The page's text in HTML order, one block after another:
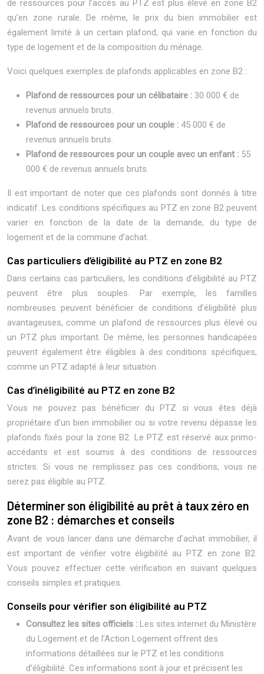
de ressources pour l’accès au PTZ est plus élevé en zone B2
qu’en zone rurale. De même, le prix du bien immobilier est
également limité à un certain plafond, qui varie en fonction du
type de logement et de la composition du ménage.
Voici quelques exemples de plafonds applicables en zone B2 :
Plafond de ressources pour un célibataire : 30 000 € de
revenus annuels bruts.
Plafond de ressources pour un couple : 45 000 € de
revenus annuels bruts.
Plafond de ressources pour un couple avec un enfant : 55
000 € de revenus annuels bruts.
Il est important de noter que ces plafonds sont donnés à titre
indicatif. Les conditions spécifiques au PTZ en zone B2 peuvent
varier en fonction de la date de la demande, du type de
logement et de la commune d’achat.
Cas particuliers d’éligibilité au PTZ en zone B2
Dans certains cas particuliers, les conditions d’éligibilité au PTZ
peuvent être plus souples. Par exemple, les familles
nombreuses peuvent bénéficier de conditions d’éligibilité plus
avantageuses, comme un plafond de ressources plus élevé ou
un PTZ plus important. De même, les personnes handicapées
peuvent également être éligibles à des conditions spécifiques,
comme un PTZ adapté à leur situation.
Cas d’inéligibilité au PTZ en zone B2
Vous ne pouvez pas bénéficier du PTZ si vous êtes déjà
propriétaire d’un bien immobilier ou si votre revenu dépasse les
plafonds fixés pour la zone B2. Le PTZ est réservé aux primo-
accédants et est soumis à des conditions de ressources
strictes. Si vous ne remplissez pas ces conditions, vous ne
serez pas éligible au PTZ.
Déterminer son éligibilité au prêt à taux zéro en
zone B2 : démarches et conseils
Avant de vous lancer dans une démarche d’achat immobilier, il
est important de vérifier votre éligibilité au PTZ en zone B2.
Vous pouvez effectuer cette vérification en suivant quelques
conseils simples et pratiques.
Conseils pour vérifier son éligibilité au PTZ
Consultez les sites officiels : Les sites internet du Ministère
du Logement et de l’Action Logement offrent des
informations détaillées sur le PTZ et les conditions
d’éligibilité. Ces informations sont à jour et précisent les